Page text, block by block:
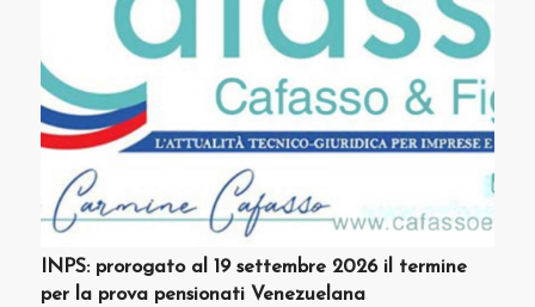
INPS: prorogato al 19 settembre 2026 il termine
per la prova pensionati Venezuelana